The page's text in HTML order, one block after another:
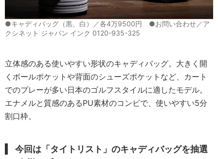
●キャディバッグ（黒、白）／各4万9500円 ●お問い合わせ／ア
クシネット ジャパン インク 0120-935-325
立体感のある使いやすい形状のキャディバッグ。大きく開
くボールポケットや背面のシューズポケットなど、カート
でのプレーが多い日本のゴルフスタイルに適したモデル。
エナメルと質感のあるPU素材のコンビで、使いやすい5分
割口枠。
今回は「タイトリスト」のキャディバッグを抽選